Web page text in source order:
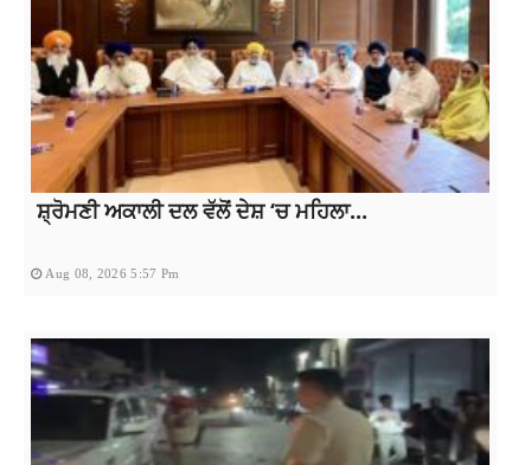
ਸ਼੍ਰੋਮਣੀ ਅਕਾਲੀ ਦਲ ਵੱਲੋਂ ਦੇਸ਼ ‘ਚ ਮਹਿਲਾ...
Aug 08, 2026 5:57 Pm